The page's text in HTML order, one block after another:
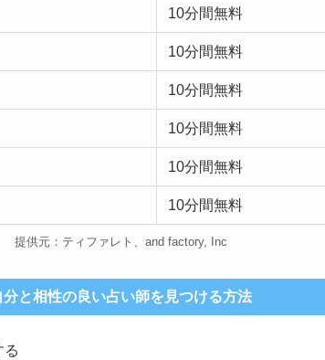
10分間無料
10分間無料
10分間無料
10分間無料
10分間無料
10分間無料
提供元：ティファレト、and factory, Inc
分と相性の良い占い師を見つける方法
る